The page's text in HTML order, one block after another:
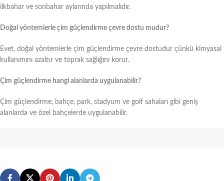
ilkbahar ve sonbahar aylarında yapılmalıdır.
Doğal yöntemlerle çim güçlendirme çevre dostu mudur?
Evet, doğal yöntemlerle çim güçlendirme çevre dostudur çünkü kimyasal
kullanımını azaltır ve toprak sağlığını korur.
Çim güçlendirme hangi alanlarda uygulanabilir?
Çim güçlendirme, bahçe, park, stadyum ve golf sahaları gibi geniş
alanlarda ve özel bahçelerde uygulanabilir.